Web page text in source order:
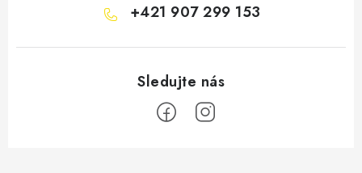
+421 907 299 153